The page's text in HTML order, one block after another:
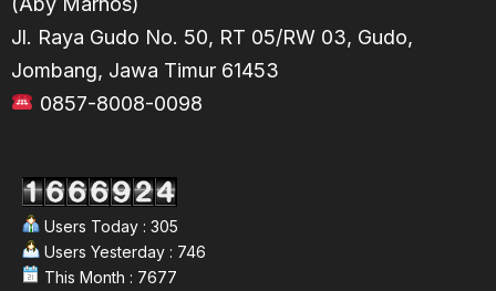
Jl. Raya Gudo No. 50, RT 05/RW 03, Gudo,
Jombang, Jawa Timur 61453
0857-8008-0098
Users Today : 305
Users Yesterday : 746
This Month : 7677